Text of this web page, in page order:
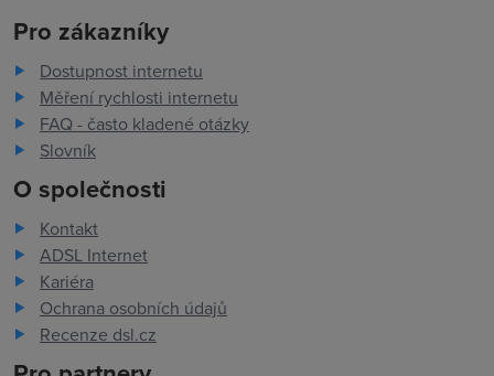
Pro zákazníky
Dostupnost internetu
Měření rychlosti internetu
FAQ - často kladené otázky
Slovník
O společnosti
Kontakt
ADSL Internet
Kariéra
Ochrana osobních údajů
Recenze dsl.cz